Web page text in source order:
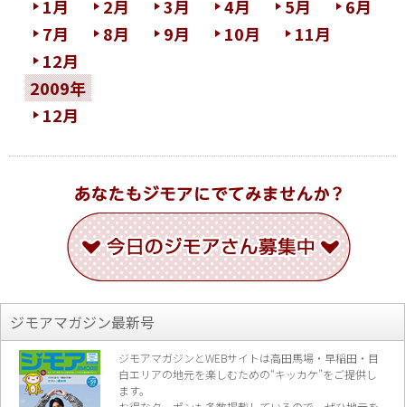
1月
2月 3月 4月 5月
6月
7月
8月 9月 10月
11月
12月
2009年
12月
ジモアマガジン最新号
ジモアマガジンとWEBサイトは高田馬場・早稲田・目
白エリアの地元を楽しむための“キッカケ”をご提供し
ます。